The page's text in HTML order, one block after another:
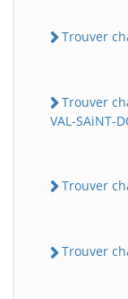
Trouver
Trouver
VAL-SAiNT-
Trouver
Trouver